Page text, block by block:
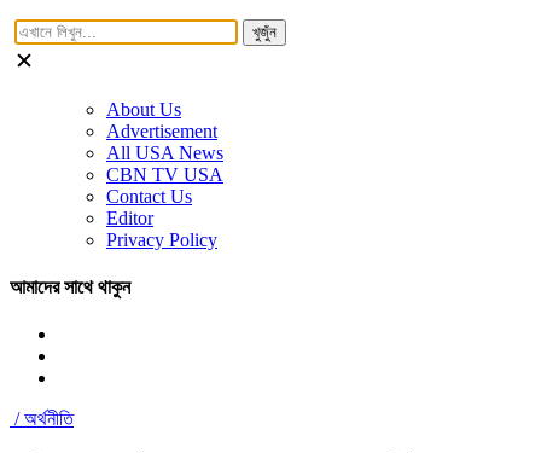
খুজুঁন
About Us
Advertisement
All USA News
CBN TV USA
Contact Us
Editor
Privacy Policy
আমাদের সাথে থাকুন
/অর্থনীতি